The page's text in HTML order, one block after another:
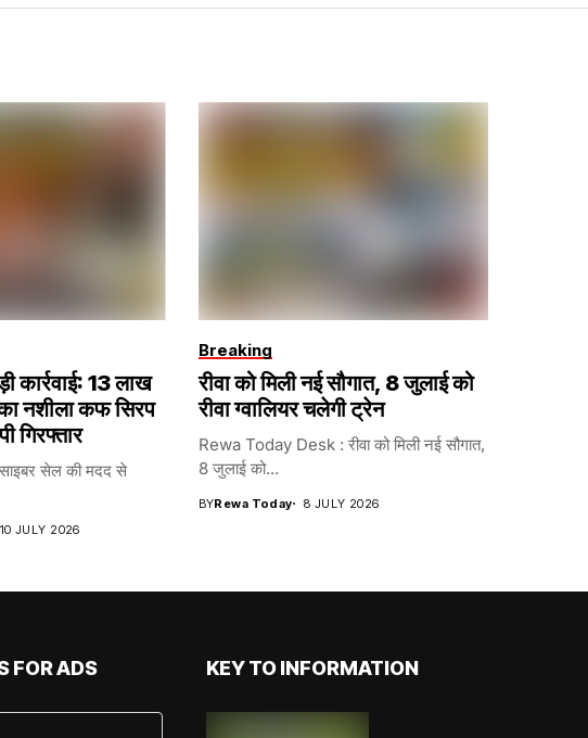
कार्रवाई: 13 लाख
नशीला कफ सिरप
गिरफ्तार
साइबर सेल की मदद से
10 JULY 2026
Breaking
रीवा को मिली नई सौगात, 8 जुलाई को
रीवा ग्वालियर चलेगी ट्रेन
Rewa Today Desk : रीवा को मिली नई सौगात,
8 जुलाई को...
BYRewa Today 8 JULY 2026
FOR ADS KEY TO INFORMATION